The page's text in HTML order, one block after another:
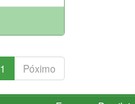
1 Póximo